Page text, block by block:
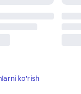
ko'rish